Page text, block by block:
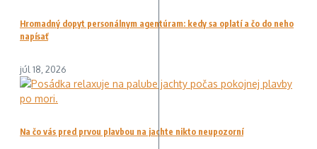
Hromadný dopyt personálnym agentúram: kedy sa oplatí a čo do neho
napísať
júl 18, 2026
Na čo vás pred prvou plavbou na jachte nikto neupozorní